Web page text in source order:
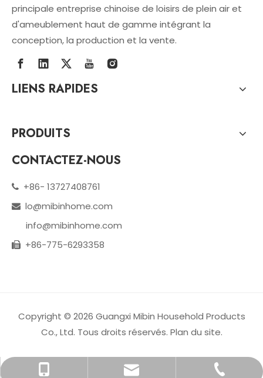
principale entreprise chinoise de loisirs de plein air et
d'ameublement haut de gamme intégrant la
conception, la production et la vente.
+ 13727408761
lo@mibinhome.com
+86-775-6293358
LIENS RAPIDES
PRODUITS
CONTACTEZ-NOUS
 +86- 13727408761
 lo@mibinhome.com
info@mibinhome.com
 +86-775-6293358
Copyright ©️ 2026 Guangxi Mibin Household Products
Co., Ltd. Tous droits réservés. Plan du site.